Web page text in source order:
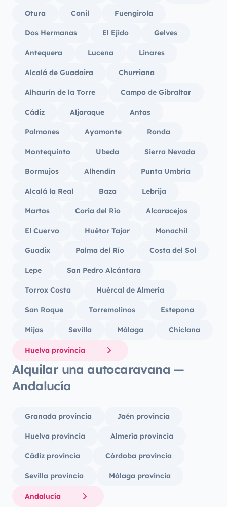
Otura Conil Fuengirola
Dos Hermanas El Ejido Gelves
Antequera Lucena Linares
Alcalá de Guadaira Churriana
Alhaurín de la Torre Campo de Gibraltar
Cádiz Aljaraque Antas
Palmones Ayamonte Ronda
Montequinto Ubeda Sierra Nevada
Bormujos Alhendín Punta Umbría
Alcalá la Real Baza Lebrija
Martos Coria del Río Alcaracejos
El Cuervo Huétor Tajar Monachil
Guadix Palma del Río Costa del Sol
Lepe San Pedro Alcántara
Torrox Costa Huércal de Almería
San Roque Torremolinos Estepona
Mijas Sevilla Málaga Chiclana
Huelva provincia
Alquilar una autocaravana —
Andalucía
Granada provincia Jaén provincia
Huelva provincia Almería provincia
Cádiz provincia Córdoba provincia
Sevilla provincia Málaga provincia
Andalucía